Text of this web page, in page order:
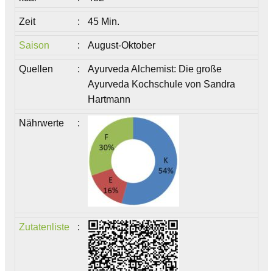
Zeit : 45 Min.
Saison : August-Oktober
Quellen :
Ayurveda Alchemist: Die große
Ayurveda Kochschule von Sandra
Hartmann
Nährwerte :
Zutatenliste :